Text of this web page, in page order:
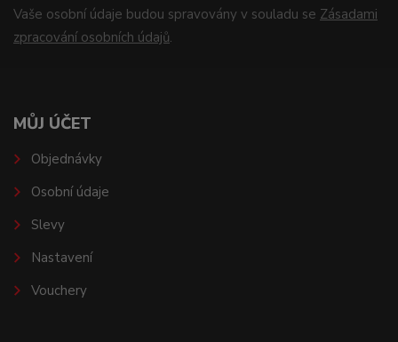
Vaše osobní údaje budou spravovány v souladu se Zásadami
zpracování osobních údajů.
MŮJ ÚČET
Objednávky
Osobní údaje
Slevy
Nastavení
Vouchery